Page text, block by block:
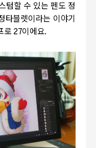
텀할 수 있는 펜도 정
타블렛이라는 이야기
로 27이에요.